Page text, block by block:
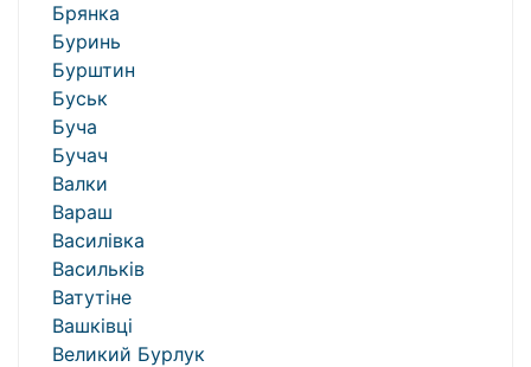
Брянка
Буринь
Бурштин
Буськ
Буча
Бучач
Валки
Вараш
Василівка
Васильків
Ватутіне
Вашківці
Великий Бурлук